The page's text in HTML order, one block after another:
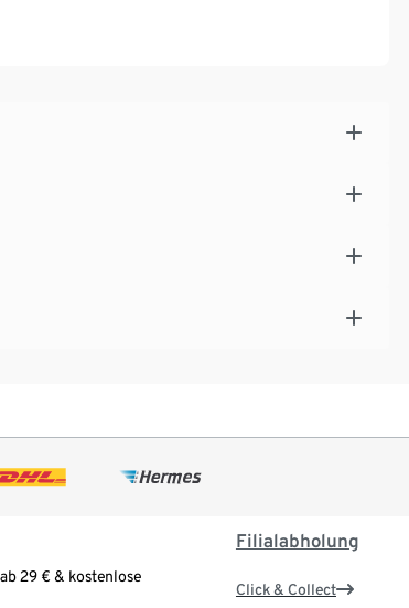
29 € & kostenlose
Filialabholung
Click & Collect